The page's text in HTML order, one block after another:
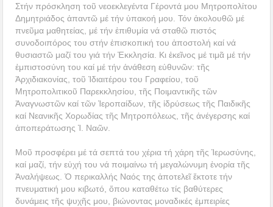
Στήν πρόσκληση τοῦ νεοεκλεγέντα Γέροντά μου Μητροπολίτου
Δημητριάδος ἀπαντῶ μέ τήν ὑπακοή μου. Τόν ἀκολουθῶ μέ
πνεῦμα μαθητείας, μέ τήν ἐπιθυμία νά σταθῶ πιστός
συνοδοιπόρος του στήν ἐπισκοπική του ἀποστολή καί νά
θυσιαστῶ μαζί του γιά τήν Ἐκκλησία. Κι ἐκεῖνος μέ τιμᾶ μέ τήν
ἐμπιστοσύνη του καί μέ τήν ἀνάθεση εὐθυνῶν: τῆς
Ἀρχιδιακονίας, τοῦ Ἰδιαιτέρου του Γραφείου, τοῦ
Μητροπολιτικοῦ Παρεκκλησίου, τῆς Ποιμαντικῆς τῶν
Ἀναγνωστῶν καί τῶν Ἱεροπαίδων, τῆς ἱδρύσεως τῆς Παιδικῆς
καί Νεανικῆς Χορωδίας τῆς Μητροπόλεως, τῆς ἀνέγερσης καί
ἀποπεράτωσης Ἱ. Ναῶν.
Μοῦ προσφέρει μέ τά σεπτά του χέρια τή χάρη τῆς Ἱερωσύνης,
καί μαζί, τήν εὐχή του νά ποιμαίνω τή μεγαλώνυμη ἐνορία τῆς
Ἀναλήψεως. Ὁ περικαλλής Ναός της ἀποτελεῖ ἔκτοτε τήν
πνευματική μου κιβωτό, ὅπου καταθέτω τίς βαθύτερες
δυνάμεις τῆς ψυχῆς μου, βιώνοντας μοναδικές ἐμπειρίες